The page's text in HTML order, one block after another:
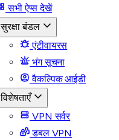
सभी ऐप्स देखें
सुरक्षा बंडल
एंटीवायरस
भंग सूचना
वैकल्पिक आईडी
विशेषताएँ
VPN सर्वर
डबल VPN